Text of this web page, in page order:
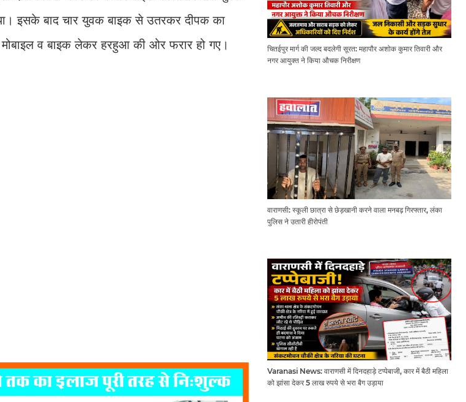
इसके बाद चार युवक बाइक से उतरकर दीपक का
व बाइक लेकर हरहुआ की ओर फरार हो गए।
चितईपुर मार्ग की जल्द बदलेगी सूरत: महापौर अशोक कुमार तिवारी और
नगर आयुक्त ने किया औचक निरीक्षण
वाराणसी: स्कूली छात्रा से छेड़खानी करने वाला मनबढ़ गिरफ्तार, लंका
पुलिस ने उतारी हीरोपंती
Varanasi News: वाराणसी में दिनदहाड़े टप्पेबाजी, कार में बैठी महिला
को झांसा देकर 5 लाख रुपये से भरा बैग उड़ाया